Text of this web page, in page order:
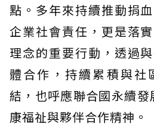
點。多年來持續推動捐
企業社會責任，更是落
理念的重要行動，透過
體合作，持續累積與社
結，也呼應聯合國永續發
康福祉與夥伴合作精神。